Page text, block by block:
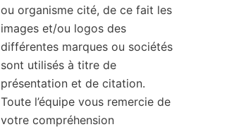
ou organisme cité, de ce fait les
images et/ou logos des
différentes marques ou sociétés
sont utilisés à titre de
présentation et de citation.
Toute l’équipe vous remercie de
votre compréhension